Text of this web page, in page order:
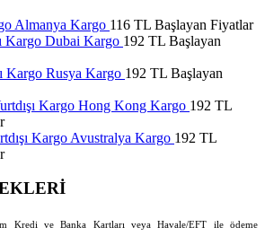
Almanya Kargo 116 TL Başlayan Fiyatlar
Dubai Kargo 192 TL Başlayan
Rusya Kargo 192 TL Başlayan
Hong Kong Kargo 192 TL
Avustralya Kargo 192 TL
Kredi ve Banka Kartları veya Havale/EFT ile ödeme